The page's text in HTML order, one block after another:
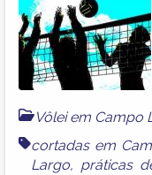
Vôlei em Campo
cortadas em
Largo, práticas